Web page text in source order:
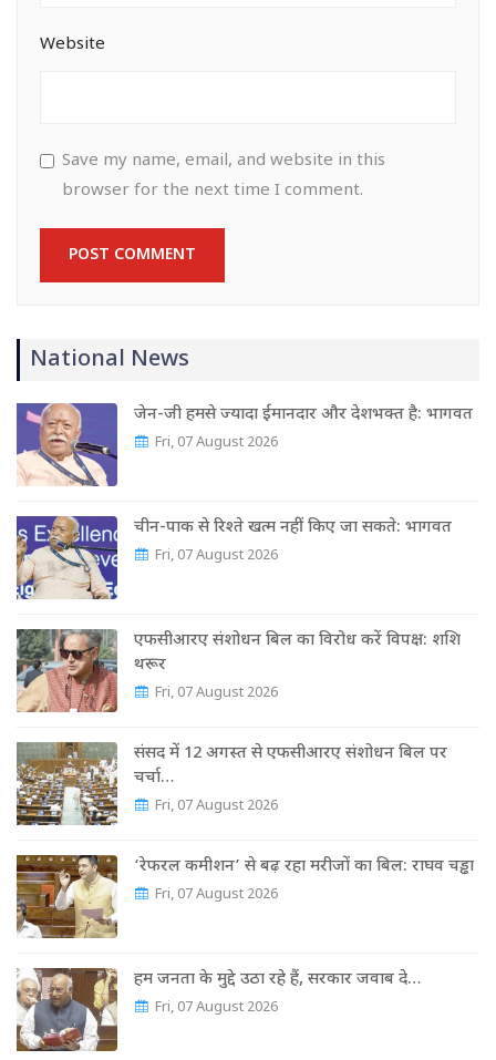
Website
Save my name, email, and website in this
browser for the next time I comment.
National News
जेन-जी हमसे ज्यादा ईमानदार और देशभक्त है: भागवत
Fri, 07 August 2026
चीन-पाक से रिश्ते खत्म नहीं किए जा सकते: भागवत
Fri, 07 August 2026
एफसीआरए संशोधन बिल का विरोध करें विपक्ष: शशि
थरूर
Fri, 07 August 2026
संसद में 12 अगस्त से एफसीआरए संशोधन बिल पर
चर्चा…
Fri, 07 August 2026
‘रेफरल कमीशन’ से बढ़ रहा मरीजों का बिल: राघव चड्ढा
Fri, 07 August 2026
हम जनता के मुद्दे उठा रहे हैं, सरकार जवाब दे…
Fri, 07 August 2026